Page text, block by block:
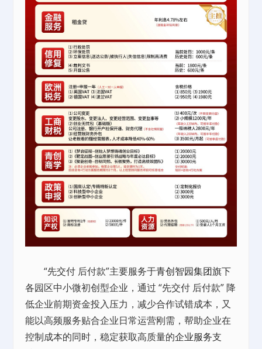
“先交付 后付款”主要服务于青创智园集团旗下
各园区中小微初创型企业，通过 “先交付 后付款” 降
低企业前期资金投入压力，减少合作试错成本，又
能以高频服务贴合企业日常运营刚需，帮助企业在
控制成本的同时，稳定获取高质量的企业服务支